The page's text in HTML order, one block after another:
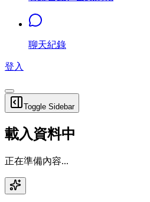
聊天紀錄
登入
Toggle Sidebar
載入資料中
正在準備內容...